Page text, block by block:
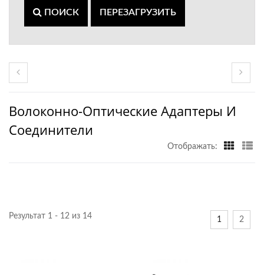
ПОИСК ПЕРЕЗАГРУЗИТЬ
Волоконно-Оптические Адаптеры И
Соединители
Отображать:
Результат 1 - 12 из 14 1 2